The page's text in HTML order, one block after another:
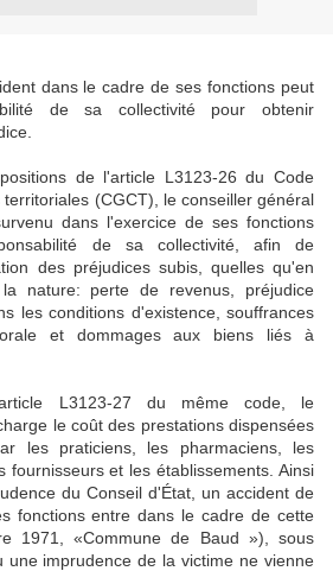
dans le cadre de ses fonctions peut
de sa collectivité pour obtenir
de l'article L3123-26 du Code
(CGCT), le conseiller général
dans l'exercice de ses fonctions
de sa collectivité, afin de
des préjudices subis, quelles qu'en
nature: perte de revenus, préjudice
les conditions d'existence, souffrances
et dommages aux biens liés à
L3123-27 du même code, le
le coût des prestations dispensées
les praticiens, les pharmaciens, les
fournisseurs et les établissements. Ainsi
du Conseil d'État, un accident de
fonctions entre dans le cadre de cette
1971, «Commune de Baud »), sous
une imprudence de la victime ne vienne